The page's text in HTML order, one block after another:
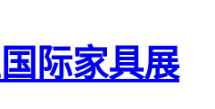
际家具展